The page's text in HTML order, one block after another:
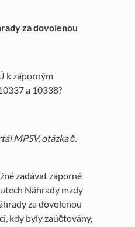
za dovolenou
k záporným
a 10338?
MPSV, otázka č.
zadávat záporné
Náhrady mzdy
za dovolenou
kdy byly zaúčtovány,